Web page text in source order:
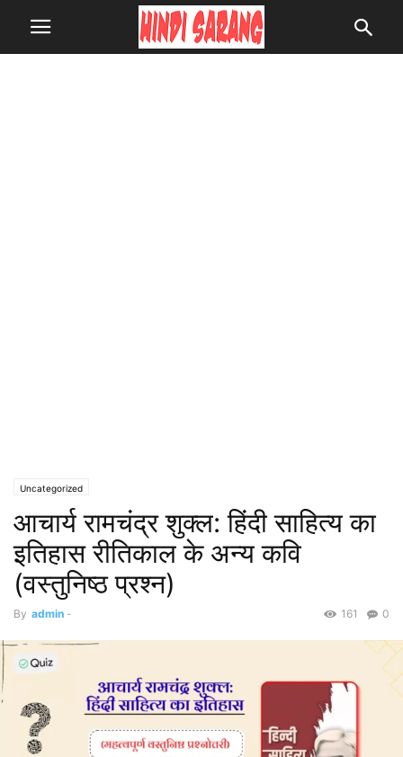
Uncategorized
आचार्य रामचंद्र शुक्ल: हिंदी साहित्य का
इतिहास रीतिकाल के अन्य कवि
(वस्तुनिष्ठ प्रश्न)
By admin - 0
161